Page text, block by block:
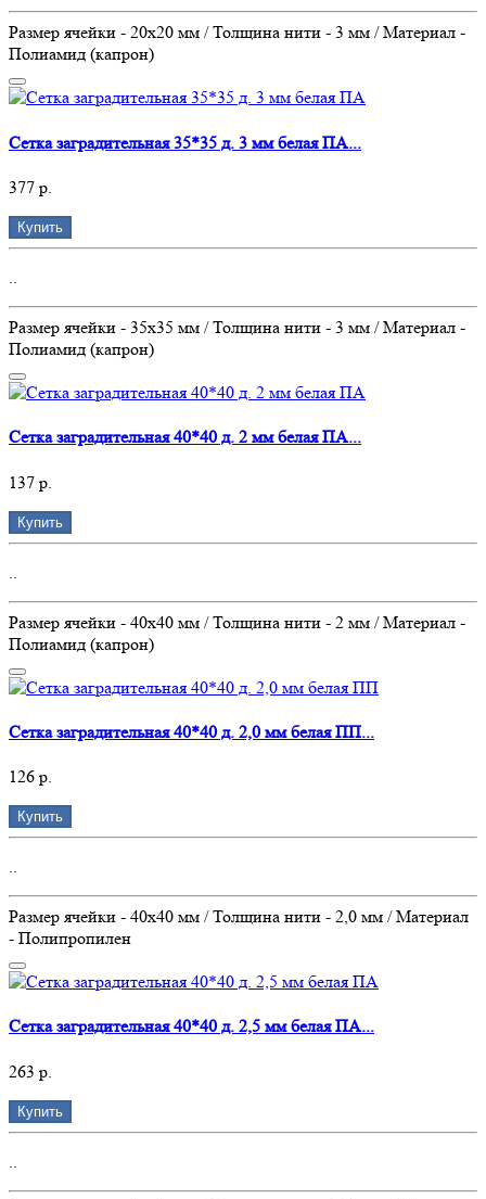
Размер ячейки - 20х20 мм / Толщина нити - 3 мм / Материал -
Полиамид (капрон)
Сетка заградительная 35*35 д. 3 мм белая ПА...
377 р.
Купить
..
Размер ячейки - 35х35 мм / Толщина нити - 3 мм / Материал -
Полиамид (капрон)
Сетка заградительная 40*40 д. 2 мм белая ПА...
137 р.
Купить
Размер ячейки - 40х40 мм / Толщина нити - 2 мм / Материал -
Полиамид (капрон)
Сетка заградительная 40*40 д. 2,0 мм белая ПП...
126 р.
Купить
..
Размер ячейки - 40х40 мм / Толщина нити - 2,0 мм / Материал
- Полипропилен
Сетка заградительная 40*40 д. 2,5 мм белая ПА...
263 р.
Купить